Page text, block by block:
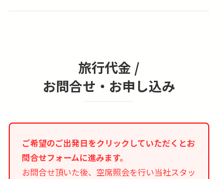
旅行代金 /
お問合せ・お申し込み
ご希望のご出発日をクリックしていただくとお
問合せフォームに進みます。
お問合せ頂いた後、空席照会を行い当社スタッ